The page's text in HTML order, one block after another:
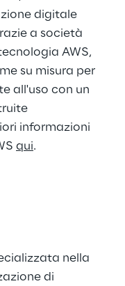
digitale
a società
AWS,
su misura per
all'uso con un
informazioni
qui.
nella
di